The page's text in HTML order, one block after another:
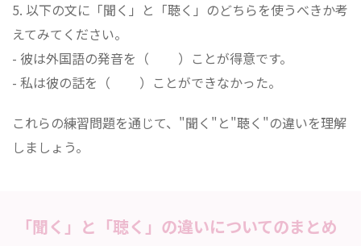
5. 以下の文に「聞く」と「聴く」のどちらを使うべきか考
えてみてください。
- 彼は外国語の発音を（ ）ことが得意です。
- 私は彼の話を（ ）ことができなかった。
これらの練習問題を通じて、"聞く"と"聴く"の違いを理解
しましょう。
「聞く」と「聴く」の違いについてのまとめ